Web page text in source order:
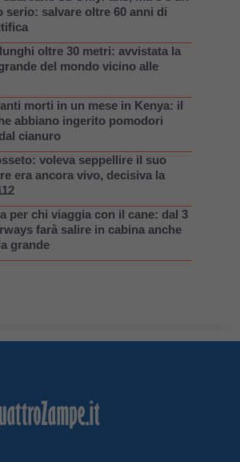
serio: salvare oltre 60 anni di
oltre 30 metri: avvistata la
del mondo vicino alle
morti in un mese in Kenya: il
abbiano ingerito pomodori
cianuro
voleva seppellire il suo
era ancora vivo, decisiva la
per chi viaggia con il cane: dal 3
farà salire in cabina anche
grande